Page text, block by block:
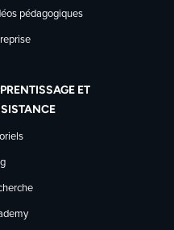
pédagogiques
ET